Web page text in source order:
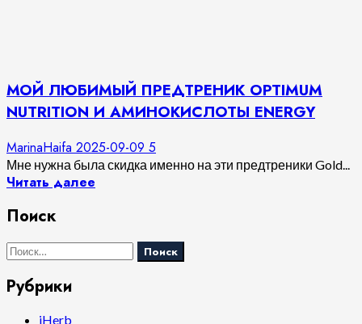
МОЙ ЛЮБИМЫЙ ПРЕДТРЕНИК OPTIMUM
NUTRITION И АМИНОКИСЛОТЫ ENERGY
MarinaHaifa 2025-09-09 5
Мне нужна была скидка именно на эти предтреники Gold...
Читать далее
Поиск
Найти:
Рубрики
iHerb